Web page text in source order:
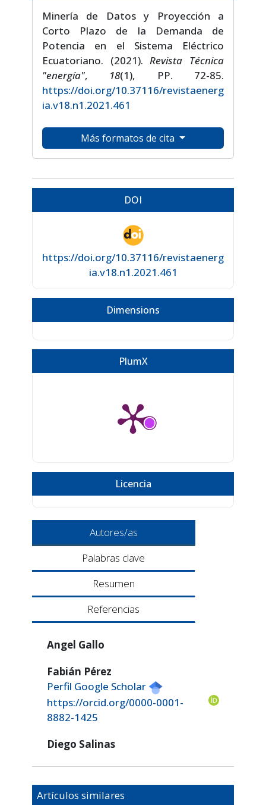
Minería de Datos y Proyección a
Corto Plazo de la Demanda de
Potencia en el Sistema Eléctrico
Ecuatoriano. (2021).Revista Técnica
"energía", 18(1), PP. 72-85.
https://doi.org/10.37116/revistaenerg
ia.v18.n1.2021.461
Más formatos de cita
DOI
https://doi.org/10.37116/revistaenerg
ia.v18.n1.2021.461
Dimensions
PlumX
Licencia
Autores/as
Palabras clave
Resumen
Referencias
Angel Gallo
Fabián Pérez
Perfil Google Scholar
https://orcid.org/0000-0001-
8882-1425
Diego Salinas
Artículos similares